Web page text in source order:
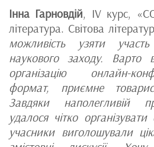
Інна Гарновдій, ІV курс,
література. Світова
можливість узяти
наукового заходу. Варто
організацію онлайн-
формат, приємне
Завдяки наполегливій
удалося чітко
учасники виголошували